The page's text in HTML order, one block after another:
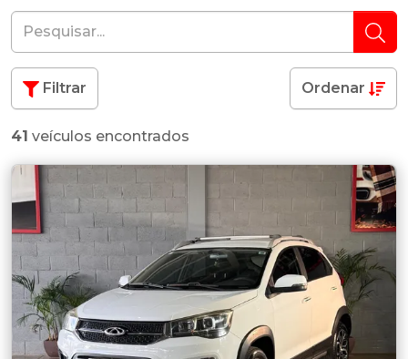
Filtrar Ordenar
41 veículos encontrados